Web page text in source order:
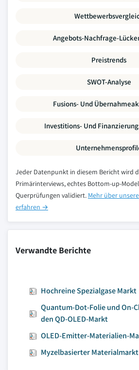
Angebots-Nachfrage-
Preistrends
SWOT-Analyse
Fusions- Und
Investitions- Und
Jeder Datenpunkt in diesem Bericht wird
Primärinterviews, echtes Bottom-up-
Querprüfungen validiert. Mehr über
erfahren →
Verwandte Berichte
Hochreine Spezialgase Markt
Quantum-Dot-Folie und On-
den QD-OLED-Markt
OLED-Emitter-Materialien-
Myzelbasierter Materialmarkt